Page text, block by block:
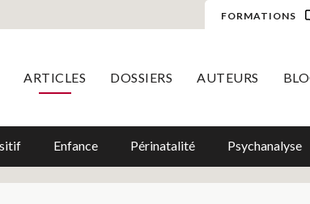
FORMATIONS
ARTICLES DOSSIERS AUTEURS
Enfance Périnatalité Psychanalyse